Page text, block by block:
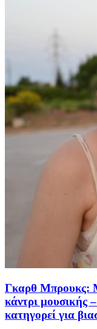
Γκαρθ Μπρουκς:
κάντρι μουσικής
κατηγορεί για